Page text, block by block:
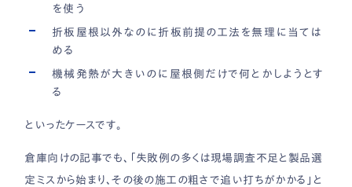
を使う
折板屋根以外なのに折板前提の工法を無理に当ては
める
機械発熱が大きいのに屋根側だけで何とかしようとす
る
といったケースです。
倉庫向けの記事でも、「失敗例の多くは現場調査不足と製品選
定ミスから始まり、その後の施工の粗さで追い打ちがかかる」と